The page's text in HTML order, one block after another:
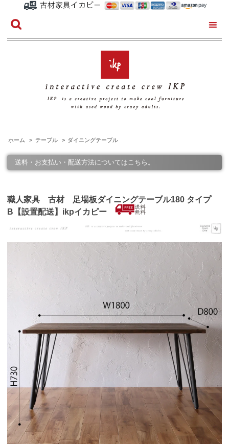
ホーム > テーブル > ダイニングテーブル
送料・お支払い・配送方法についてはこちら。
職人家具 古材 足場板ダイニングテーブル180 タイプ
B【設置配送】ikpイカピー